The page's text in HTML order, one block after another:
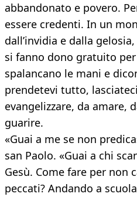
abbandonato e povero.
essere credenti. In un
dall’invidia e dalla
si fanno dono gratuito
spalancano le mani e
prendetevi tutto,
evangelizzare, da amare,
guarire.
«Guai a me se non
san Paolo. «Guai a chi
Gesù. Come fare per non
peccati? Andando a